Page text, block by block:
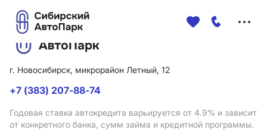
г. Новосибирск, микрорайон Летный, 12
+7 (383) 207-88-74
Годовая ставка автокредита варьируется от 4.9% и зависит
от конкретного банка, сумм займа и кредитной программы.